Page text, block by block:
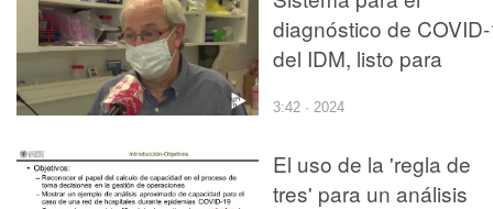
diagnóstico de
del IDM, listo para
clínicas
3:42 · 2024
El uso de la 'regla de
tres' para un análisis